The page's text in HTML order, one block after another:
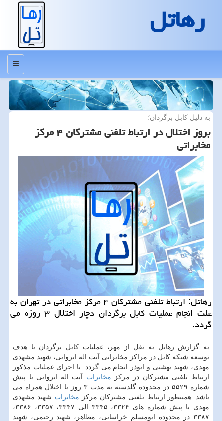
رهاتل
منو
به دلیل كابل برگردان؛
بروز اختلال در ارتباط تلفنی مشتركان ۴ مركز
مخابراتی
رهاتل: ارتباط تلفنی مشتركان ۴ مركز مخابراتی در تهران به
علت انجام عملیات كابل برگردان دچار اختلال ۳ روزه می
گردد.
به گزارش رهاتل به نقل از مهر، عملیات كابل برگردان با هدف
توسعه شبكه كابل در مراكز مخابراتی آیت اله ایروانی، شهید مشهدی
مهدی، شهید بهشتی و ابوذر انجام می گردد. با اجرای عملیات مذكور
ارتباط تلفنی مشتركان در مركز مخابرات آیت اله ایروانی با پیش
شماره ۵۵۲۹ در محدوده گلدسته به مدت ۳ روز با اختلال همراه می
باشد. همینطور ارتباط تلفنی مشتركان مركز مخابرات شهید مشهدی
مهدی با پیش شماره های ۳۳۲۴، ۳۳۴۵ الی ۳۳۴۷، ۳۳۵۷، ۳۳۸۶،
۳۳۸۷ در محدوده ابومسلم خراسانی، مظاهر، شهید رحیمی، شهید